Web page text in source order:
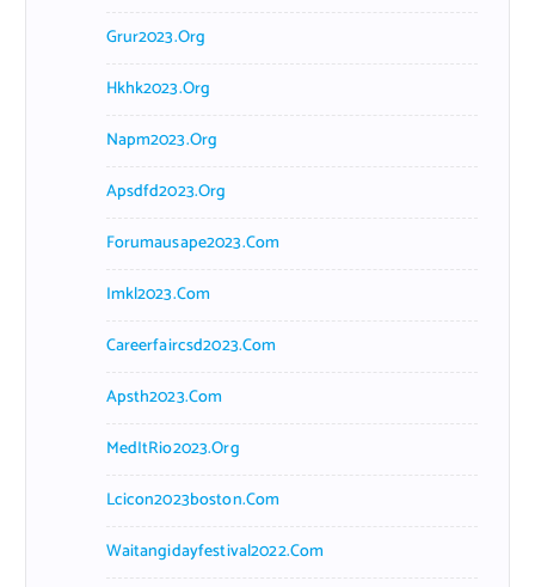
Grur2023.org
Hkhk2023.org
Napm2023.org
Apsdfd2023.org
Forumausape2023.com
Imkl2023.com
Careerfaircsd2023.com
Apsth2023.com
MedItRio2023.org
Lcicon2023boston.com
Waitangidayfestival2022.com